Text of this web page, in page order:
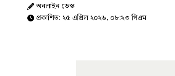
অনলাইন ডেস্ক
প্রকাশিত: ২৫ এপ্রিল ২০২৬, ০৮:২৩ পিএম